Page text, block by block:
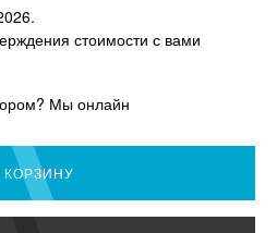
стоимости с вами
Мы онлайн
КОРЗИНУ